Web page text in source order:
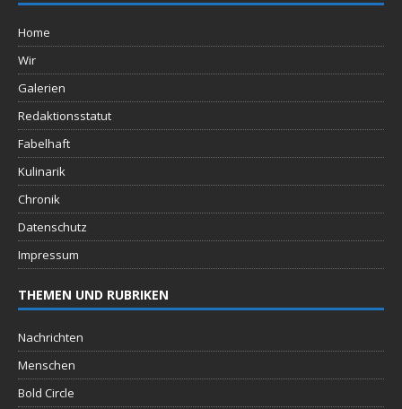
Home
Wir
Galerien
Redaktionsstatut
Fabelhaft
Kulinarik
Chronik
Datenschutz
Impressum
THEMEN UND RUBRIKEN
Nachrichten
Menschen
Bold Circle